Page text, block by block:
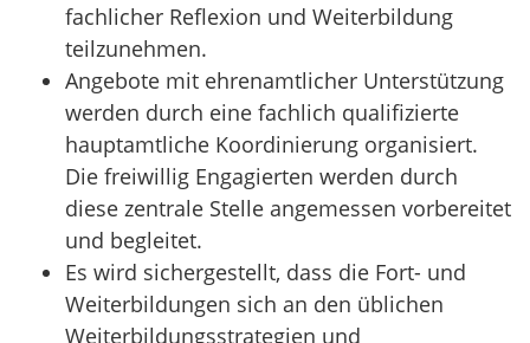
fachlicher Reflexion und Weiterbildung
teilzunehmen.
Angebote mit ehrenamtlicher Unterstützung
werden durch eine fachlich qualifizierte
hauptamtliche Koordinierung organisiert.
Die freiwillig Engagierten werden durch
diese zentrale Stelle angemessen vorbereitet
und begleitet.
Es wird sichergestellt, dass die Fort- und
Weiterbildungen sich an den üblichen
Weiterbildungsstrategien und